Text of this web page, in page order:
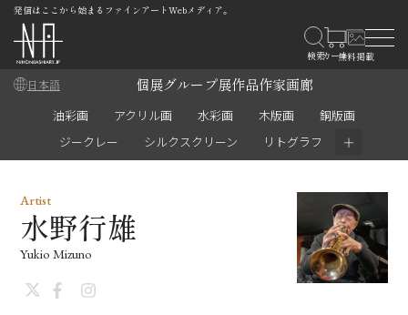
発信はここから始まるファインアートWebメディア。
日本語 個展グループ展作品作家画廊
油彩画 アクリル画 水彩画 木版画
銅版画
ジークレー
シルクスクリーン リトグラフ ＋
Artist
水野行雄
Yukio Mizuno